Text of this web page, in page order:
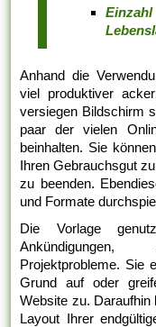
Anhand die
viel produktiver
versiegen Bildschirm
paar der vielen
beinhalten. Sie
Ihren Gebrauchsgut
zu beenden.
und Formate
Die Vorlage
Ankündigungen,
Projektprobleme. Sie
Grund auf oder
Website zu.
Layout Ihrer